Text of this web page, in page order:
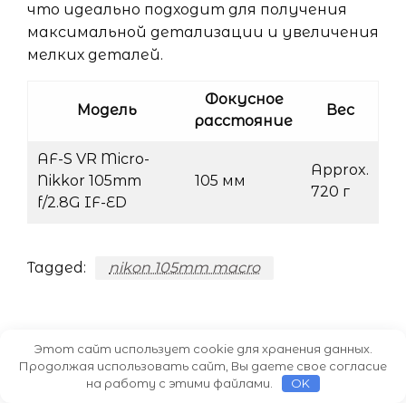
что идеально подходит для получения
максимальной детализации и увеличения
мелких деталей.
Модель
Фокусное
расстояние
Вес
AF-S VR Micro-
Nikkor 105mm
f/2.8G IF-ED
105 мм
Approx.
720 г
Tagged: nikon 105mm macro
Навигация
Последнее землетрясение в Японии
— Крупное стихийное бедствие
Этот сайт использует cookie для хранения данных.
Продолжая использовать сайт, Вы даете свое согласие
на работу с этими файлами.
OK